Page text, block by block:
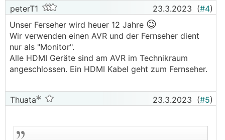
peterT1 23.3.2023 (#4)
Unser Ferseher wird heuer 12 Jahre 😉
Wir verwenden einen AVR und der Fernseher dient
nur als "Monitor".
Alle HDMI Geräte sind am AVR im Technikraum
angeschlossen. Ein HDMI Kabel geht zum Fernseher.
Thuata 23.3.2023 (#5)